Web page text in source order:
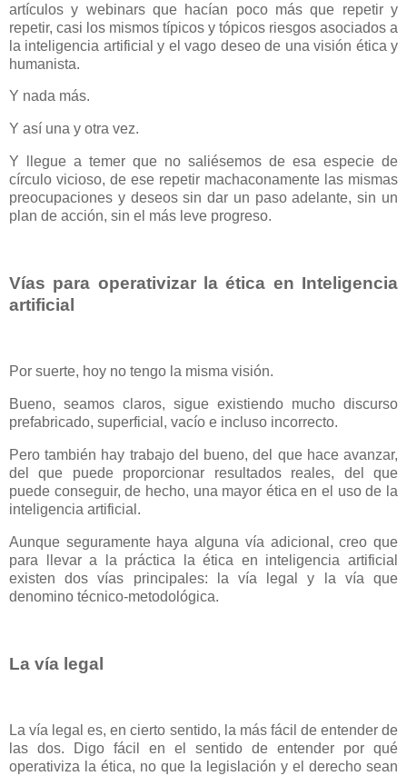
artículos y webinars que hacían poco más que repetir y
repetir, casi los mismos típicos y tópicos riesgos asociados a
la inteligencia artificial y el vago deseo de una visión ética y
humanista.
Y nada más.
Y así una y otra vez.
Y llegue a temer que no saliésemos de esa especie de
círculo vicioso, de ese repetir machaconamente las mismas
preocupaciones y deseos sin dar un paso adelante, sin un
plan de acción, sin el más leve progreso.
Vías para operativizar la ética en Inteligencia
artificial
Por suerte, hoy no tengo la misma visión.
Bueno, seamos claros, sigue existiendo mucho discurso
prefabricado, superficial, vacío e incluso incorrecto.
Pero también hay trabajo del bueno, del que hace avanzar,
del que puede proporcionar resultados reales, del que
puede conseguir, de hecho, una mayor ética en el uso de la
inteligencia artificial.
Aunque seguramente haya alguna vía adicional, creo que
para llevar a la práctica la ética en inteligencia artificial
existen dos vías principales: la vía legal y la vía que
denomino técnico-metodológica.
La vía legal
La vía legal es, en cierto sentido, la más fácil de entender de
las dos. Digo fácil en el sentido de entender por qué
operativiza la ética, no que la legislación y el derecho sean